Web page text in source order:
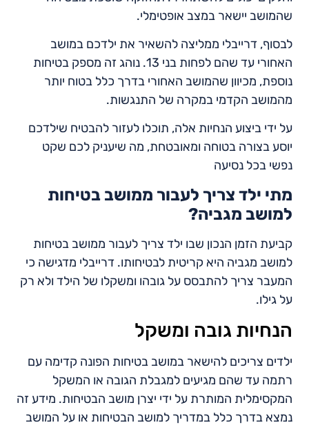
שהמושב יישאר במצב אופטימלי.
לבסוף, דרייבלי ממליצה להשאיר את ילדכם במושב
האחורי עד שהם לפחות בני 13. נוהג זה מספק בטיחות
נוספת, מכיוון שהמושב האחורי בדרך כלל בטוח יותר
מהמושב הקדמי במקרה של התנגשות.
על ידי ביצוע הנחיות אלה, תוכלו לעזור להבטיח שילדכם
יוסע בצורה בטוחה ומאובטחת, מה שיעניק לכם שקט
נפשי בכל נסיעה
מתי ילד צריך לעבור ממושב בטיחות
למושב מגביה?
קביעת הזמן הנכון שבו ילד צריך לעבור ממושב בטיחות
למושב מגביה היא קריטית לבטיחותו. דרייבלי מדגישה כי
המעבר צריך להתבסס על גובהו ומשקלו של הילד ולא רק
על גילו.
הנחיות גובה ומשקל
ילדים צריכים להישאר במושב בטיחות הפונה קדימה עם
רתמה עד שהם מגיעים למגבלת הגובה או המשקל
המקסימלית המותרת על ידי יצרן מושב הבטיחות. מידע זה
נמצא בדרך כלל במדריך למושב הבטיחות או על המושב